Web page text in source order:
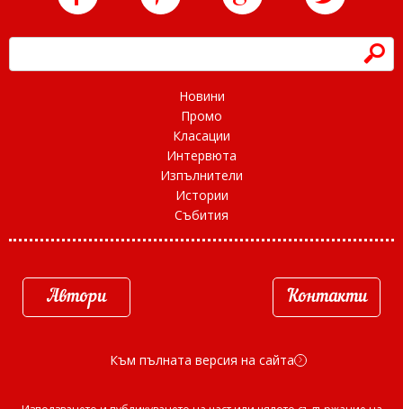
h
Новини
Промо
Класации
Интервюта
Изпълнители
Истории
Събития
Автори Контакти
Към пълната версия на сайта d